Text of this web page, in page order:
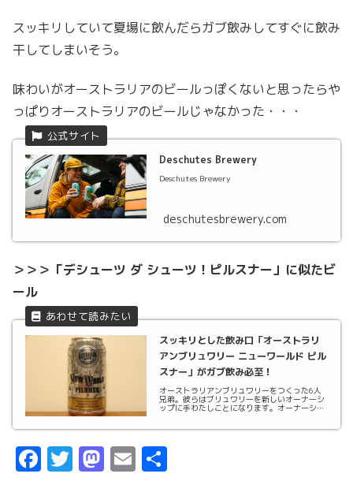
スッキリしていて夏場に飲んだらガブ飲みしてすぐに飲み
干してしまいそう。
味わいがオーストラリアのビールっぽくないと思ったらや
っぱりオーストラリアのビールじゃなかった・・・
Deschutes Brewery
Deschutes Brewery
deschutesbrewery.com
＞＞＞「デシューツ ダ シューツ！ピルスナー」に似たビ
ール
スッキリとした飲み口「オーストラリ
アンブリュワリー ニューワールド ピル
スナー」がガブ飲み必至！
オーストラリアンブリュワリーをつくった6人
兄弟。彼らはブリュワリーを新しいオーナーシ
ップに手わたしことになります。オーナーシッ
き継ぎます。ヘッドブリュワリーのダニエル・
F T M E